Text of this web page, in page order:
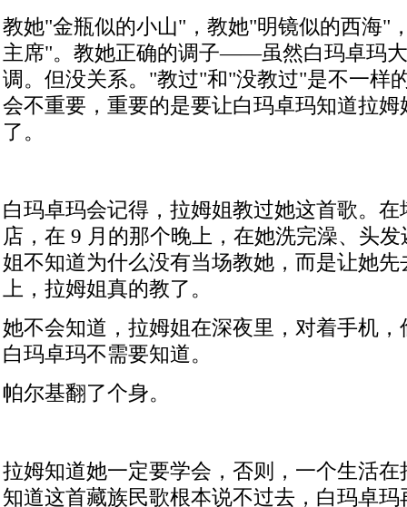
教她"金瓶似的小山" ，教她"明镜似的西海"
主席"。教她正确的调子——虽然白玛卓玛
调。但没关系。 "教过"和"没教过"是不一样
会不重要，重要的是要让白玛卓玛知道拉
了。
白玛卓玛会记得，拉姆姐教过她这首歌。
店，在 9 月的那个晚上，在她洗完澡、头
姐不知道为什么没有当场教她，而是让她
上，拉姆姐真的教了。
她不会知道，拉姆姐在深夜里，对着手机
白玛卓玛不需要知道。
帕尔基翻了个身。
拉姆知道她一定要学会，否则，一个生活
知道这首藏族民歌根本说不过去，白玛卓